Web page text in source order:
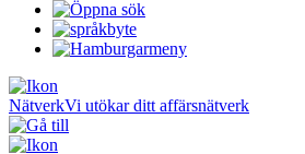
NätverkVi utökar ditt affärsnätverk